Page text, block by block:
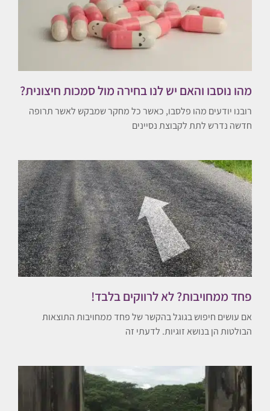
מהו נוסבו והאם יש לנו בחירה מול סמכות חיצונית?
רובנו יודעים מהו פלסבו, כאשר כל מחקר שמבקש לאשר תרופה
חדשה נדרש לתת לקבוצת נסיינים
פחד ממחויבות? לא לרווקים בלבד!
אם עושים חיפוש בגוגל בהקשר של פחד ממחויבות התוצאות
הבולטות הן בנושא זוגיות. לדעתי זה